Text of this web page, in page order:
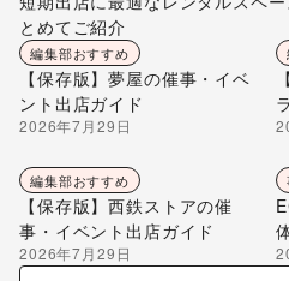
とめてご紹介
編集部おすすめ
【保存版】夢屋の催事・イベ
ント出店ガイド
2026年7月29日
編集部おすすめ
【保存版】西鉄ストアの催
事・イベント出店ガイド
2026年7月29日